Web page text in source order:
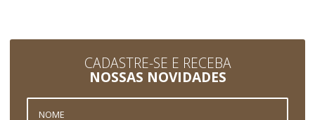
CADASTRE-SE E RECEBA
NOSSAS NOVIDADES